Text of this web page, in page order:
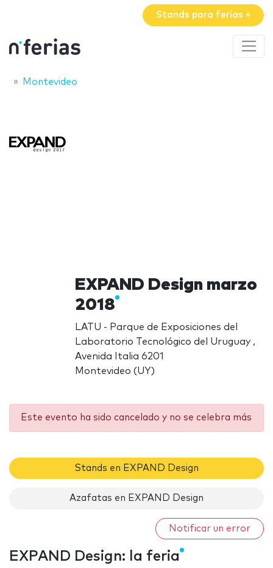
Stands para ferias »
Montevideo
EXPAND Design marzo
2018
LATU - Parque de Exposiciones del
Laboratorio Tecnológico del Uruguay ,
Avenida Italia 6201
Montevideo (UY)
Este evento ha sido cancelado y no se celebra más
Stands en EXPAND Design
Azafatas en EXPAND Design
Notificar un error
EXPAND Design: la feria